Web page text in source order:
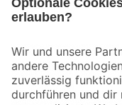
Der toom Newsletter: Keine
Zur Newsletter